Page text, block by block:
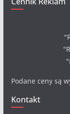
Podane ceny są
Kontakt